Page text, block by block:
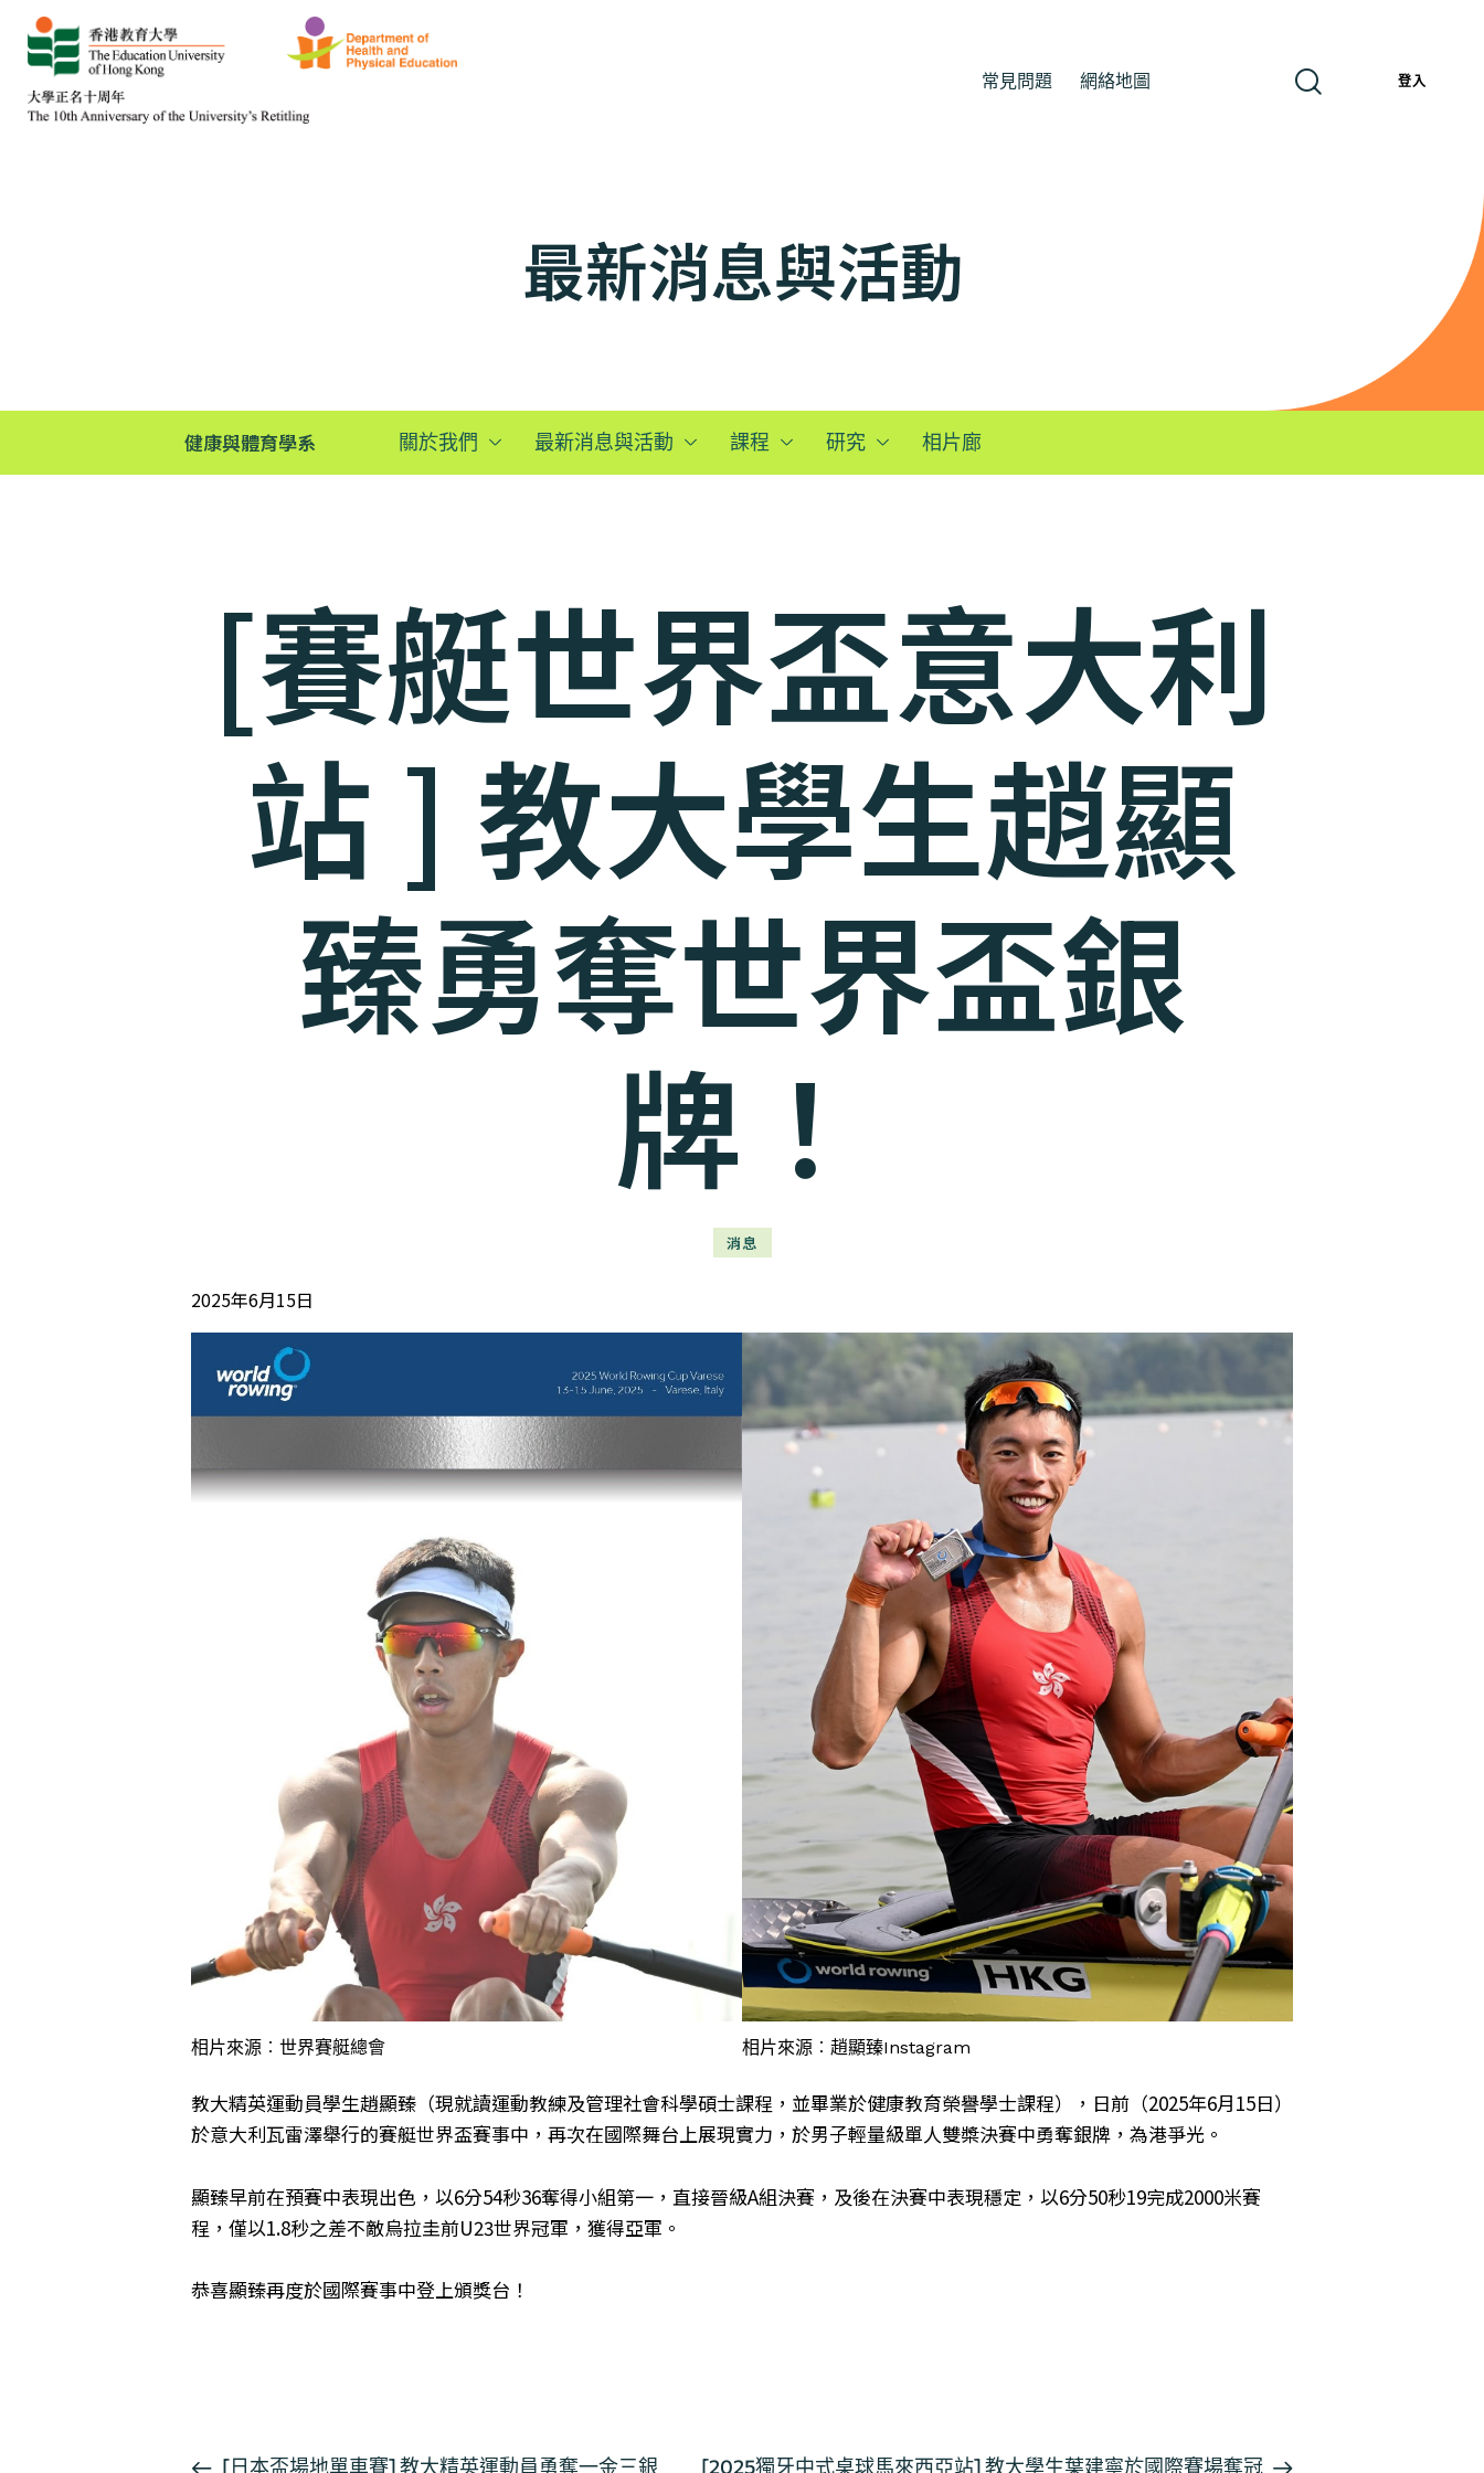
常見問題 網絡地圖 登入
最新消息與活動
健康與體育學系 關於我們 最新消息與活動 課程 研究 相片廊
[賽艇世界盃意大利
站 ] 教大學生趙顯
臻勇奪世界盃銀
牌！
消息
2025年6月15日
相片來源︰世界賽艇總會 相片來源︰趙顯臻Instagram
教大精英運動員學生趙顯臻（現就讀運動教練及管理社會科學碩士課程，並畢業於健康教育榮譽學士課程），日前（2025年6月15日）
於意大利瓦雷澤舉行的賽艇世界盃賽事中，再次在國際舞台上展現實力，於男子輕量級單人雙槳決賽中勇奪銀牌，為港爭光。
顯臻早前在預賽中表現出色，以6分54秒36奪得小組第一，直接晉級A組決賽，及後在決賽中表現穩定，以6分50秒19完成2000米賽
程，僅以1.8秒之差不敵烏拉圭前U23世界冠軍，獲得亞軍。
恭喜顯臻再度於國際賽事中登上頒獎台！
[日本盃場地單車賽] 教大精英運動員勇奪一金三銀 [2025獨牙中式桌球馬來西亞站] 教大學生葉建寧於國際賽場奪冠